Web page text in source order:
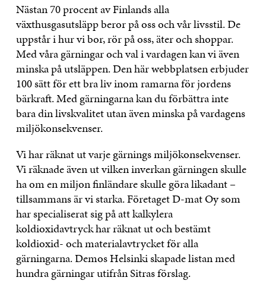
Nästan 70 procent av Finlands alla
växthusgasutsläpp beror på oss och vår livsstil. De
uppstår i hur vi bor, rör på oss, äter och shoppar.
Med våra gärningar och val i vardagen kan vi även
minska på utsläppen. Den här webbplatsen erbjuder
100 sätt för ett bra liv inom ramarna för jordens
bärkraft. Med gärningarna kan du förbättra inte
bara din livskvalitet utan även minska på vardagens
miljökonsekvenser.
Vi har räknat ut varje gärnings miljökonsekvenser.
Vi räknade även ut vilken inverkan gärningen skulle
ha om en miljon finländare skulle göra likadant –
tillsammans är vi starka. Företaget D-mat Oy som
har specialiserat sig på att kalkylera
koldioxidavtryck har räknat ut och bestämt
koldioxid- och materialavtrycket för alla
gärningarna. Demos Helsinki skapade listan med
hundra gärningar utifrån Sitras förslag.